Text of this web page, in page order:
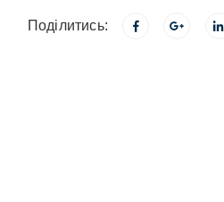
Поділитись: